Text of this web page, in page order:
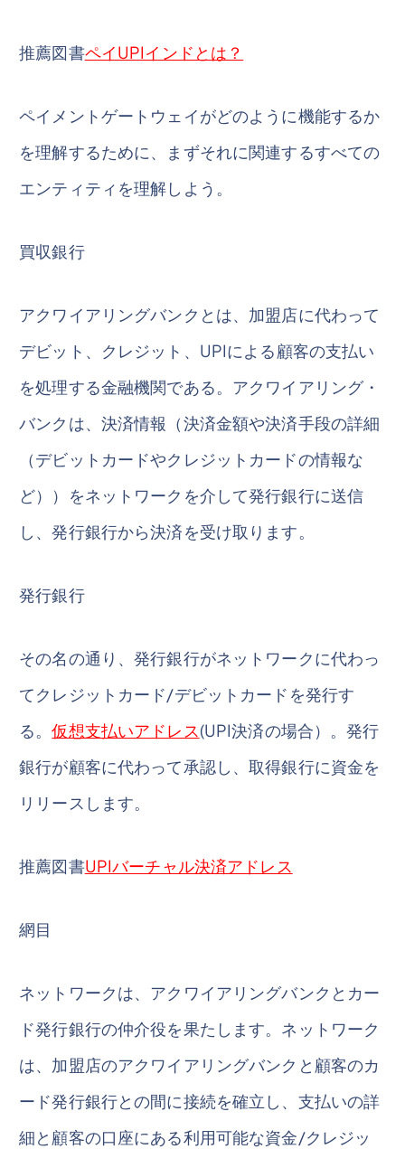
推薦図書ペイUPIインドとは？
ペイメントゲートウェイがどのように機能するか
を理解するために、まずそれに関連するすべての
エンティティを理解しよう。
買収銀行
アクワイアリングバンクとは、加盟店に代わって
デビット、クレジット、UPIによる顧客の支払い
を処理する金融機関である。アクワイアリング・
バンクは、決済情報（決済金額や決済手段の詳細
（デビットカードやクレジットカードの情報な
ど））をネットワークを介して発行銀行に送信
し、発行銀行から決済を受け取ります。
発行銀行
その名の通り、発行銀行がネットワークに代わっ
てクレジットカード/デビットカードを発行す
る。仮想支払いアドレス(UPI決済の場合）。発行
銀行が顧客に代わって承認し、取得銀行に資金を
リリースします。
推薦図書UPIバーチャル決済アドレス
網目
ネットワークは、アクワイアリングバンクとカー
ド発行銀行の仲介役を果たします。ネットワーク
は、加盟店のアクワイアリングバンクと顧客のカ
ード発行銀行との間に接続を確立し、支払いの詳
細と顧客の口座にある利用可能な資金/クレジッ